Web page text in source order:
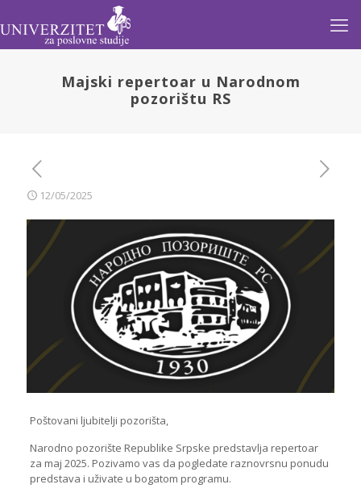
Majski repertoar u Narodnom
pozorištu RS
12/05/2025
Poštovani ljubitelji pozorišta,
Narodno pozorište Republike Srpske predstavlja repertoar
za maj 2025. Pozivamo vas da pogledate raznovrsnu ponudu
predstava i uživate u bogatom programu.